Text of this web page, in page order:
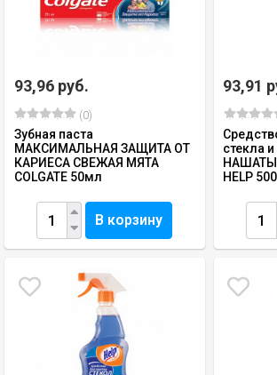
93,96 руб.
(0)
Зубная паста
МАКСИМАЛЬНАЯ ЗАЩИТА ОТ
КАРИЕСА СВЕЖАЯ МЯТА
COLGATE 50мл
В корзину
93,91
стекла
HELP